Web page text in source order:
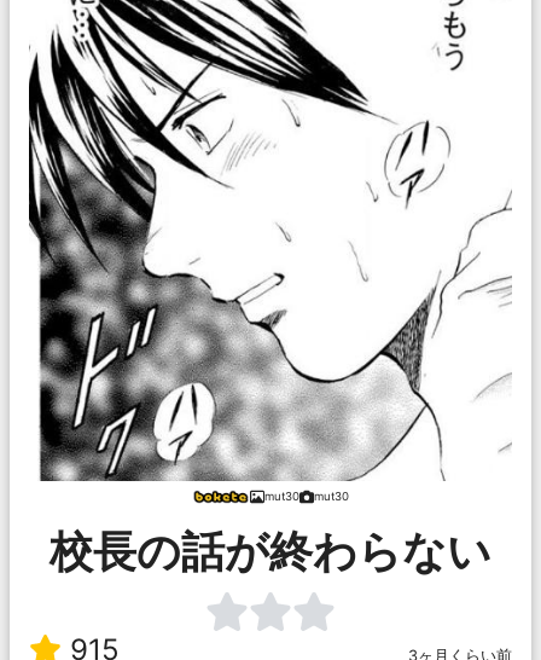
mut30 mut30
校長の話が終わらない
915 3ヶ月くらい前